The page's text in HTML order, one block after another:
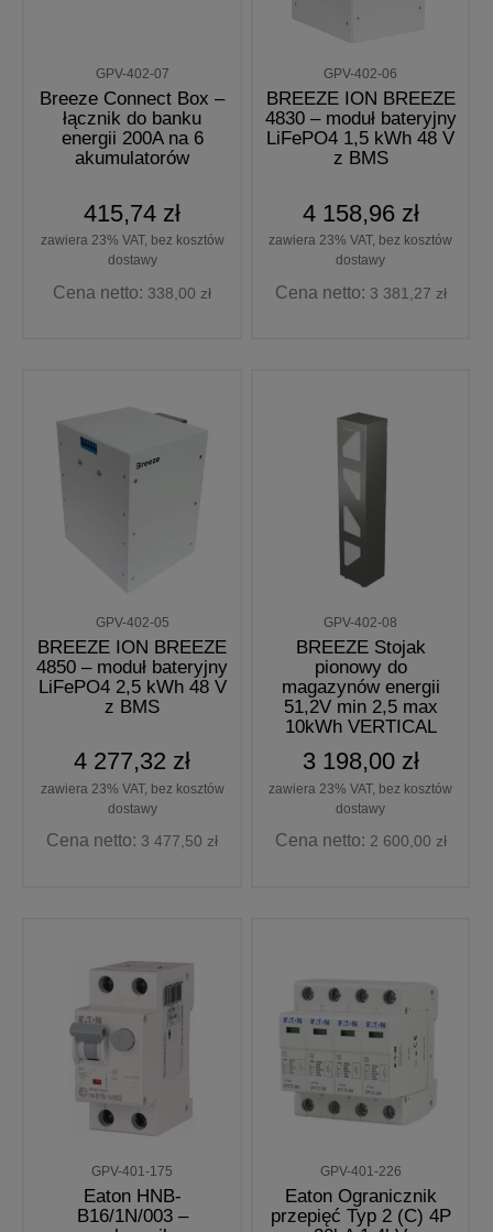
GPV-402-07
Breeze Connect Box –
łącznik do banku
energii 200A na 6
akumulatorów
415,74 zł
zawiera 23% VAT, bez kosztów
dostawy
Cena netto: 338,00 zł
GPV-402-06
BREEZE ION BREEZE
4830 – moduł bateryjny
LiFePO4 1,5 kWh 48 V
z BMS
4 158,96 zł
zawiera 23% VAT, bez kosztów
dostawy
Cena netto: 3 381,27 zł
GPV-402-05
BREEZE ION BREEZE
4850 – moduł bateryjny
LiFePO4 2,5 kWh 48 V
z BMS
4 277,32 zł
zawiera 23% VAT, bez kosztów
dostawy
Cena netto: 3 477,50 zł
GPV-402-08
BREEZE Stojak
pionowy do
magazynów energii
51,2V min 2,5 max
10kWh VERTICAL
3 198,00 zł
zawiera 23% VAT, bez kosztów
dostawy
Cena netto: 2 600,00 zł
GPV-401-175
Eaton HNB-
B16/1N/003 –
GPV-401-226
Eaton Ogranicznik
przepięć Typ 2 (C) 4P